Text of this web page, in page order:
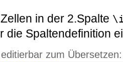
in der 2.Spalte
die Spaltendefinition
zum Übersetzen: